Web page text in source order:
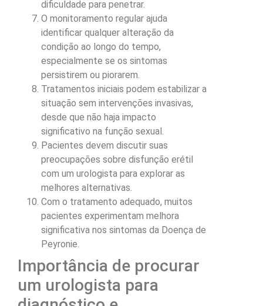
dificuldade para penetrar.
O monitoramento regular ajuda
identificar qualquer alteração da
condição ao longo do tempo,
especialmente se os sintomas
persistirem ou piorarem.
Tratamentos iniciais podem estabilizar a
situação sem intervenções invasivas,
desde que não haja impacto
significativo na função sexual.
Pacientes devem discutir suas
preocupações sobre disfunção erétil
com um urologista para explorar as
melhores alternativas.
Com o tratamento adequado, muitos
pacientes experimentam melhora
significativa nos sintomas da Doença de
Peyronie.
Importância de procurar
um urologista para